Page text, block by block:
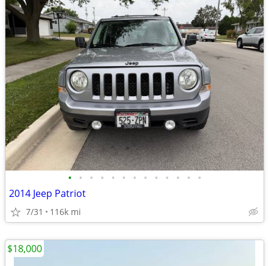
• • • • • • • • • • • • •
2014 Jeep Patriot
7/31 116k mi
$18,000